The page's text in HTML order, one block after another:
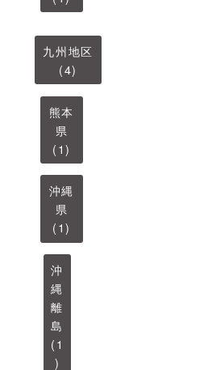
九州地区
(4)
熊本
県
(1)
沖縄
県
(1)
沖
縄
離
島
(1
)